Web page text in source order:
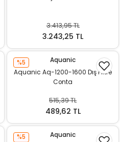
3.413,95 TL
3.243,25 TL
%5
Aquanic
Aquanic Aq-1200-1600 Dış Filtre
Conta
515,39 TL
489,62 TL
%5
Aquanic